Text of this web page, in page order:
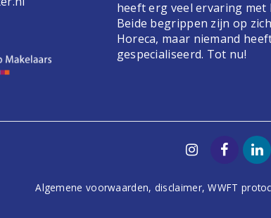
heeft erg veel ervaring
Beide begrippen zijn op
Horeca, maar niemand
gespecialiseerd. Tot nu!
Algemene voorwaarden, disclaimer,WWFT